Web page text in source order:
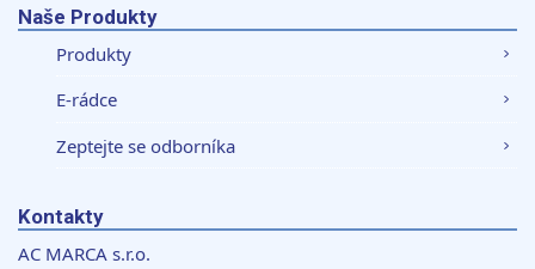
Naše Produkty
Produkty
E-rádce
Zeptejte se odborníka
Kontakty
AC MARCA s.r.o.